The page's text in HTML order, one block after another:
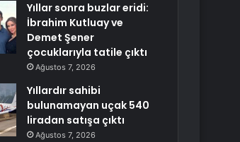
Yıllar sonra buzlar eridi:
İbrahim Kutluay ve
Demet Şener
çocuklarıyla tatile çıktı
Ağustos 7, 2026
Yıllardır sahibi
bulunamayan uçak 540
liradan satışa çıktı
Ağustos 7, 2026